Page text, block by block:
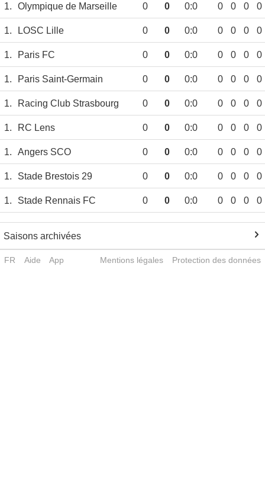
1. Olympique de Marseille 0 0 0:0 0 0 0 0
1. LOSC Lille 0 0 0:0 0 0 0 0
1. Paris FC 0 0 0:0 0 0 0 0
1. Paris Saint-Germain 0 0 0:0 0 0 0 0
1. Racing Club Strasbourg 0 0 0:0 0 0 0 0
1. RC Lens 0 0 0:0 0 0 0 0
1. Angers SCO 0 0 0:0 0 0 0 0
1. Stade Brestois 29 0 0 0:0 0 0 0 0
1. Stade Rennais FC 0 0 0:0 0 0 0 0
Saisons archivées
FR Aide App Mentions légales Protection des données